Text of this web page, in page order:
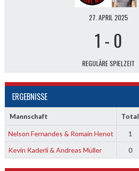
27. APRIL 2025
1 - 0
REGULÄRE SPIELZEIT
ERGEBNISSE
Mannschaft Total
Nelson Fernandes & Romain Henot 1
Kevin Kaderli & Andreas Müller
0